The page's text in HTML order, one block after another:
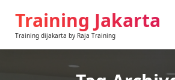
contentTraining Jakarta
Training dijakarta by Raja Training